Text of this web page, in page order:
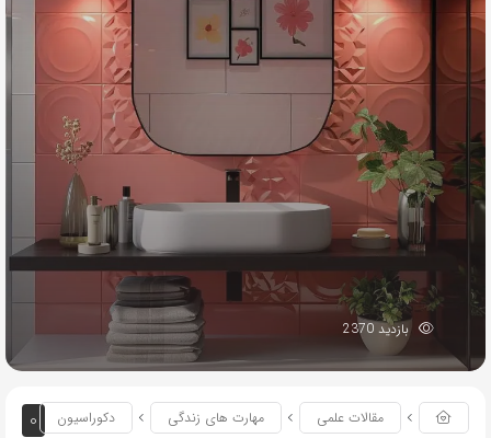
بازدید 2370
0 مقالات علمی مهارت های زندگی دکوراسیون